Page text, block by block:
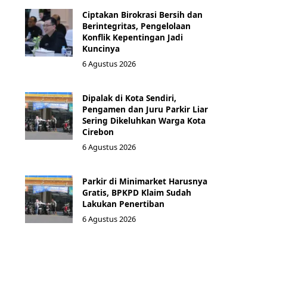
Ciptakan Birokrasi Bersih dan
Berintegritas, Pengelolaan
Konflik Kepentingan Jadi
Kuncinya
6 Agustus 2026
Dipalak di Kota Sendiri,
Pengamen dan Juru Parkir Liar
Sering Dikeluhkan Warga Kota
Cirebon
6 Agustus 2026
Parkir di Minimarket Harusnya
Gratis, BPKPD Klaim Sudah
Lakukan Penertiban
6 Agustus 2026